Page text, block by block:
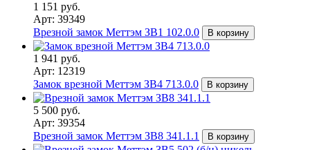
1 151 руб.
Арт: 39349
Врезной замок Меттэм ЗВ1 102.0.0
В корзину
1 941 руб.
Арт: 12319
Замок врезной Меттэм ЗВ4 713.0.0
В корзину
5 500 руб.
Арт: 39354
Врезной замок Меттэм ЗВ8 341.1.1
В корзину